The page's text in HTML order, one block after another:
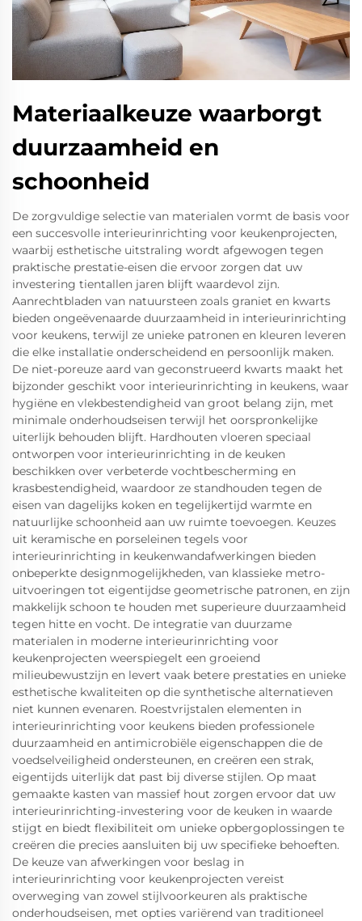
Materiaalkeuze waarborgt
duurzaamheid en
schoonheid
De zorgvuldige selectie van materialen vormt de basis voor
een succesvolle interieurinrichting voor keukenprojecten,
waarbij esthetische uitstraling wordt afgewogen tegen
praktische prestatie-eisen die ervoor zorgen dat uw
investering tientallen jaren blijft waardevol zijn.
Aanrechtbladen van natuursteen zoals graniet en kwarts
bieden ongeëvenaarde duurzaamheid in interieurinrichting
voor keukens, terwijl ze unieke patronen en kleuren leveren
die elke installatie onderscheidend en persoonlijk maken.
De niet-poreuze aard van geconstrueerd kwarts maakt het
bijzonder geschikt voor interieurinrichting in keukens, waar
hygiëne en vlekbestendigheid van groot belang zijn, met
minimale onderhoudseisen terwijl het oorspronkelijke
uiterlijk behouden blijft. Hardhouten vloeren speciaal
ontworpen voor interieurinrichting in de keuken
beschikken over verbeterde vochtbescherming en
krasbestendigheid, waardoor ze standhouden tegen de
eisen van dagelijks koken en tegelijkertijd warmte en
natuurlijke schoonheid aan uw ruimte toevoegen. Keuzes
uit keramische en porseleinen tegels voor
interieurinrichting in keukenwandafwerkingen bieden
onbeperkte designmogelijkheden, van klassieke metro-
uitvoeringen tot eigentijdse geometrische patronen, en zijn
makkelijk schoon te houden met superieure duurzaamheid
tegen hitte en vocht. De integratie van duurzame
materialen in moderne interieurinrichting voor
keukenprojecten weerspiegelt een groeiend
milieubewustzijn en levert vaak betere prestaties en unieke
esthetische kwaliteiten op die synthetische alternatieven
niet kunnen evenaren. Roestvrijstalen elementen in
interieurinrichting voor keukens bieden professionele
duurzaamheid en antimicrobiële eigenschappen die de
voedselveiligheid ondersteunen, en creëren een strak,
eigentijds uiterlijk dat past bij diverse stijlen. Op maat
gemaakte kasten van massief hout zorgen ervoor dat uw
interieurinrichting-investering voor de keuken in waarde
stijgt en biedt flexibiliteit om unieke opbergoplossingen te
creëren die precies aansluiten bij uw specifieke behoeften.
De keuze van afwerkingen voor beslag in
interieurinrichting voor keukenprojecten vereist
overweging van zowel stijlvoorkeuren als praktische
onderhoudseisen, met opties variërend van traditioneel